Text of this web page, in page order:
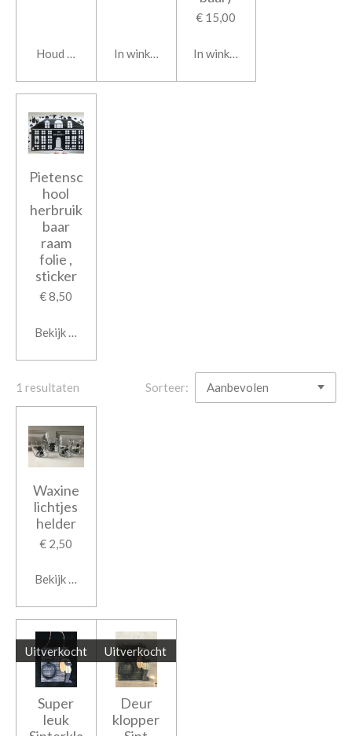
Houd mij op de hoogte
In winkelwagen
€ 15,00
In winkelwagen
Pietensc
hool
herbruik
baar
raam
folie ,
sticker
€ 8,50
Bekijk details
1 resultaten Sorteer:
Waxine
lichtjes
helder
€ 2,50
Bekijk details
Uitverkocht
Super
leuk
Uitverkocht
Deur
klopper